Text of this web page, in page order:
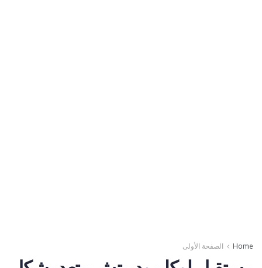
Home الصفحة الأولى